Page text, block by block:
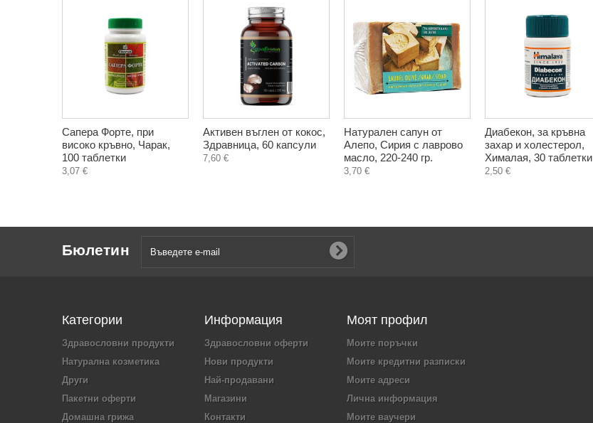
Сапера Форте, при
високо кръвно, Чарак,
100 таблетки
3,07 €
Активен въглен от кокос,
Здравница, 60 капсули
7,60 €
Натурален сапун от
Алепо, Сирия с лаврово
масло, 220-240 гр.
3,70 €
Диабекон, за кръвна
захар и холестерол,
Хималая, 30 таблетки
2,50 €
Бюлетин
Категории
Здравословни продукти
Натурална козметика
Други
Пакетни оферти
Домашна грижа
Информация
Здравословни оферти
Нови продукти
Най-продавани
Магазини
Контакти
Моят профил
Моите поръчки
Моите кредитни разписки
Моите адреси
Лична информация
Моите ваучери